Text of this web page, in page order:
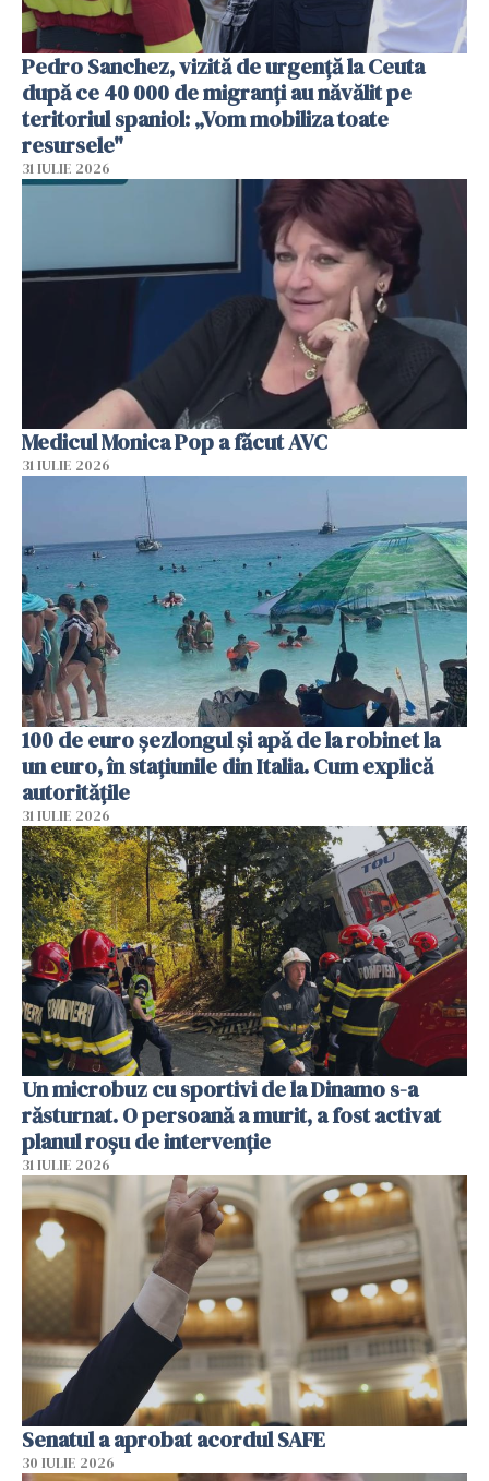
Pedro Sanchez, vizită de urgență la Ceuta
după ce 40 000 de migranți au năvălit pe
teritoriul spaniol: „Vom mobiliza toate
resursele"
31 IULIE 2026
Medicul Monica Pop a făcut AVC
31 IULIE 2026
100 de euro șezlongul și apă de la robinet la
un euro, în stațiunile din Italia. Cum explică
autoritățile
31 IULIE 2026
Un microbuz cu sportivi de la Dinamo s-a
răsturnat. O persoană a murit, a fost activat
planul roșu de intervenție
31 IULIE 2026
Senatul a aprobat acordul SAFE
30 IULIE 2026